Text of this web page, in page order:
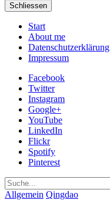
Schliessen
Start
About me
Datenschutzerklärung
Impressum
Facebook
Twitter
Instagram
Google+
YouTube
LinkedIn
Flickr
Spotify
Pinterest
Suche
Allgemein Qingdao